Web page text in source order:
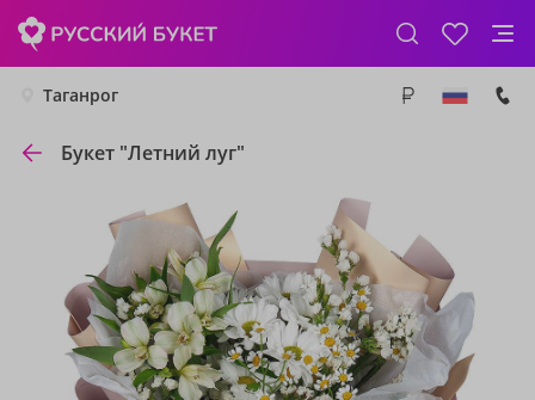
Таганрог
Букет "Летний луг"